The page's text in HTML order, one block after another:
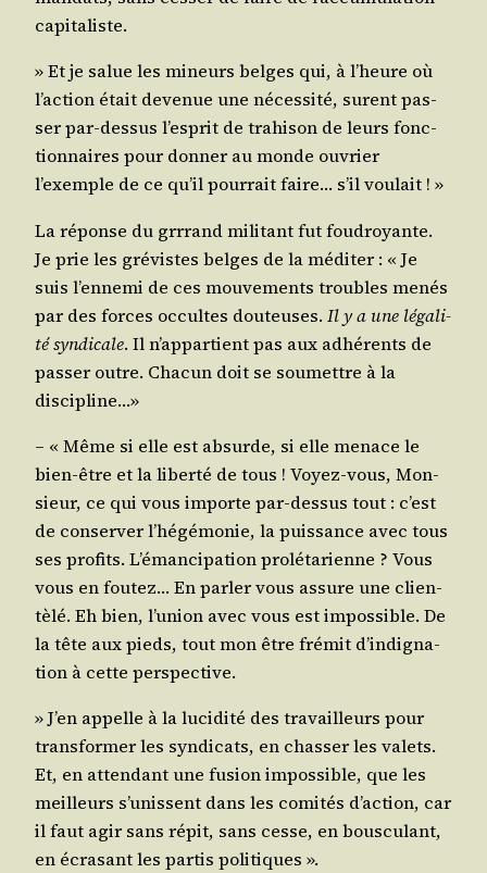
capitaliste.
» Et je salue les mineurs belges qui, à l’heure où
l’ac­tion était deve­nue une néces­si­té, sur­ent pas­
ser par-des­sus l’es­prit de tra­hi­son de leurs fonc­
tion­naires pour don­ner au monde ouvrier
l’exemple de ce qu’il pour­rait faire… s’il voulait ! »
La réponse du grr­rand mili­tant fut fou­droyante.
Je prie les gré­vistes belges de la médi­ter : « Je
suis l’en­ne­mi de ces mou­ve­ments troubles menés
par des forces occultes dou­teuses. Il y a une léga­li­
té syn­di­cale. Il n’ap­par­tient pas aux adhé­rents de
pas­ser outre. Cha­cun doit se sou­mettre à la
discipline…»
– « Même si elle est absurde, si elle menace le
bien-être et la liber­té de tous ! Voyez-vous, Mon­
sieur, ce qui vous importe par-des­sus tout : c’est
de conser­ver l’hé­gé­mo­nie, la puis­sance avec tous
ses pro­fits. L’é­man­ci­pa­tion pro­lé­ta­rienne ? Vous
vous en fou­tez… En par­ler vous assure une clien­
tè­lé. Eh bien, l’u­nion avec vous est impos­sible. De
la tête aux pieds, tout mon être fré­mit d’in­di­gna­
tion à cette perspective.
» J’en appelle à la luci­di­té des tra­vailleurs pour
trans­for­mer les syn­di­cats, en chas­ser les valets.
Et, en atten­dant une fusion impos­sible, que les
meilleurs s’u­nissent dans les comi­tés d’ac­tion, car
il faut agir sans répit, sans cesse, en bous­cu­lant,
en écra­sant les par­tis politiques ».